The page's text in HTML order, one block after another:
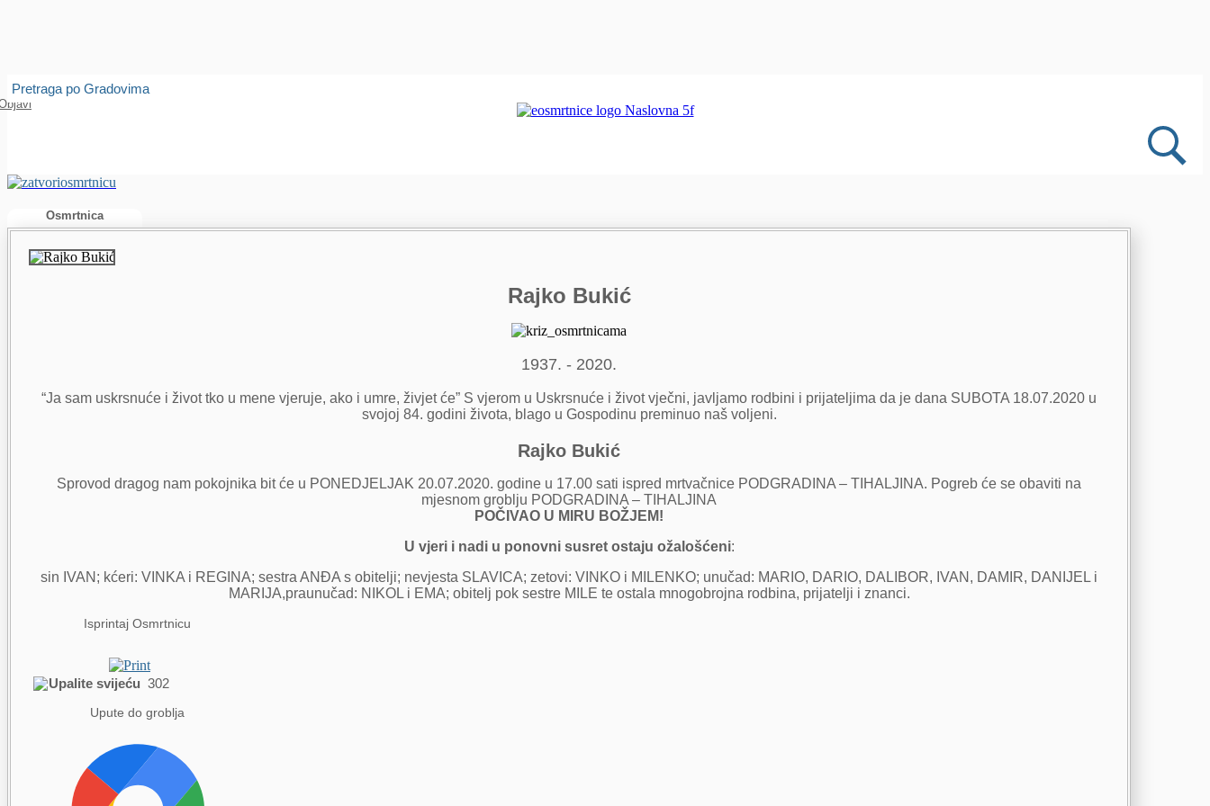
Pretraga po Gradovima
Osmrtnica
Rajko Bukić
1937. - 2020.
“Ja sam uskrsnuće i život tko u mene vjeruje, ako i umre, živjet će” S vjerom u Uskrsnuće i život vječni, javljamo rodbini i prijateljima da je dana SUBOTA 18.07.2020 u
svojoj 84. godini života, blago u Gospodinu preminuo naš voljeni.
Rajko Bukić
Sprovod dragog nam pokojnika bit će u PONEDJELJAK 20.07.2020. godine u 17.00 sati ispred mrtvačnice PODGRADINA – TIHALJINA. Pogreb će se obaviti na
mjesnom groblju PODGRADINA – TIHALJINA
POČIVAO U MIRU BOŽJEM!
U vjeri i nadi u ponovni susret ostaju ožalošćeni:
sin IVAN; kćeri: VINKA i REGINA; sestra ANĐA s obitelji; nevjesta SLAVICA; zetovi: VINKO i MILENKO; unučad: MARIO, DARIO, DALIBOR, IVAN, DAMIR, DANIJEL i
MARIJA,praunučad: NIKOL i EMA; obitelj pok sestre MILE te ostala mnogobrojna rodbina, prijatelji i znanci.
Isprintaj Osmrtnicu
Upalite svijeću 302
Upute do groblja